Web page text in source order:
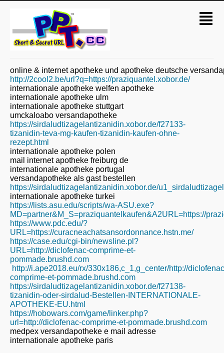
online & internet apotheke und apotheke deutsche
http://2cool2.be/url?q=https://praziquantel.xobor.de/
internationale apotheke welfen apotheke
internationale apotheke ulm
internationale apotheke stuttgart
umckaloabo versandapotheke
https://sirdaludtizagelantizanidin.xobor.de/f27133-
tizanidin-teva-mg-kaufen-tizanidin-kaufen-ohne-
rezept.html
internationale apotheke polen
mail internet apotheke freiburg de
internationale apotheke portugal
versandapotheke als gast bestellen
https://sirdaludtizagelantizanidin.xobor.de/
internationale apotheke turkei
https://lists.asu.edu/scripts/wa-ASU.exe?
MD=partner&M_S=praziquantelkaufen&A2URL=https://
https://www.pdc.edu/?
URL=https://curacneachatsansordonnance.hstn.me/
https://case.edu/cgi-bin/newsline.pl?
URL=http://diclofenac-comprime-et-
pommade.brushd.com
http://i.ape2018.eu/rx/330x186,c_1,g_center/http://
comprime-et-pommade.brushd.com
https://sirdaludtizagelantizanidin.xobor.de/f27138-
tizanidin-oder-sirdalud-Bestellen-INTERNATIONALE-
APOTHEKE-EU.html
https://hobowars.com/game/linker.php?
url=http://diclofenac-comprime-et-pommade.brushd.com
medpex versandapotheke e mail adresse
internationale apotheke paris